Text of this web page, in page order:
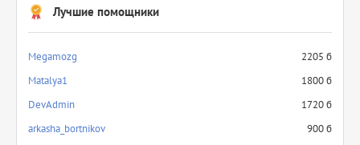
Лучшие помощники
Megamozg
2205 б
Matalya1
1800 б
DevAdmin
1720 б
arkasha_bortnikov
900 б